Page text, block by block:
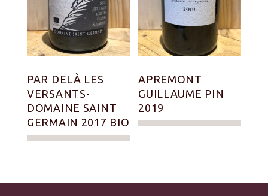
PAR DELÀ LES
VERSANTS-
DOMAINE SAINT
GERMAIN 2017 BIO
APREMONT
GUILLAUME PIN
2019